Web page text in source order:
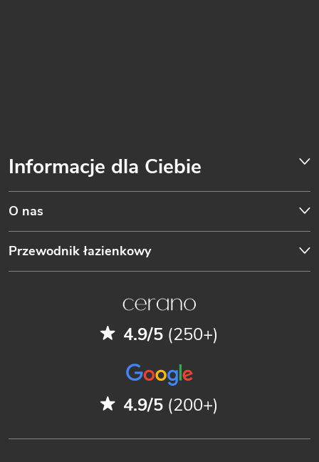
Informacje dla Ciebie
O nas
Przewodnik łazienkowy
4.9/5 (250+)
4.9/5 (200+)